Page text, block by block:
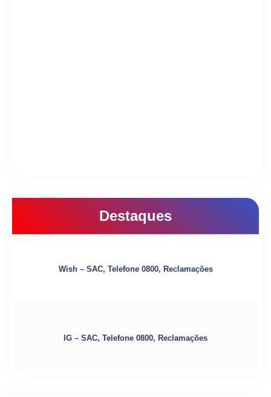
Destaques
Wish – SAC, Telefone 0800, Reclamações
IG – SAC, Telefone 0800, Reclamações